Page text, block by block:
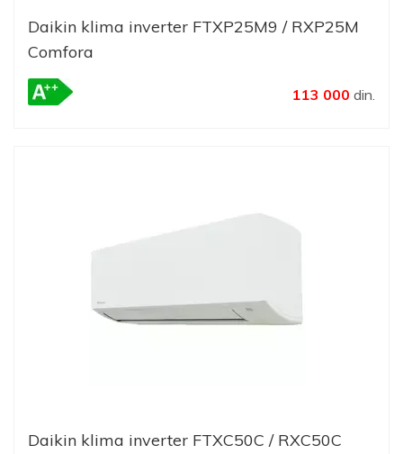
Daikin klima inverter FTXP25M9 / RXP25M
Comfora
113 000 din.
Daikin klima inverter FTXC50C / RXC50C